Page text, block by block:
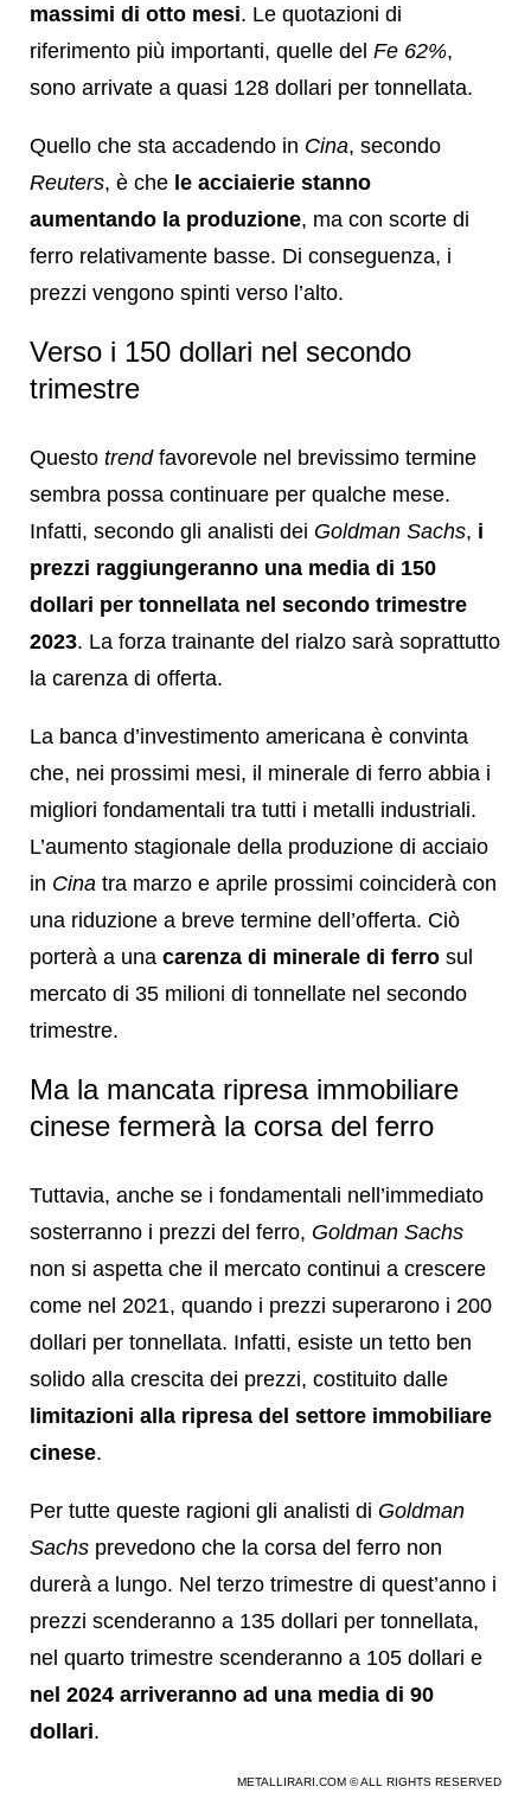
massimi di otto mesi. Le quotazioni di
riferimento più importanti, quelle del Fe 62%,
sono arrivate a quasi 128 dollari per tonnellata.
Quello che sta accadendo in Cina, secondo
Reuters, è che le acciaierie stanno
aumentando la produzione, ma con scorte di
ferro relativamente basse. Di conseguenza, i
prezzi vengono spinti verso l’alto.
Verso i 150 dollari nel secondo
trimestre
Questo trendfavorevole nel brevissimo termine
sembra possa continuare per qualche mese.
Infatti, secondo gli analisti dei Goldman Sachs, i
prezzi raggiungeranno una media di 150
dollari per tonnellata nel secondo trimestre
2023. La forza trainante del rialzo sarà soprattutto
la carenza di offerta.
La banca d’investimento americana è convinta
che, nei prossimi mesi, il minerale di ferro abbia i
migliori fondamentali tra tutti i metalli industriali.
L’aumento stagionale della produzione di acciaio
in Cina tra marzo e aprile prossimi coinciderà con
una riduzione a breve termine dell’offerta. Ciò
porterà a una carenza di minerale di ferro sul
mercato di 35 milioni di tonnellate nel secondo
trimestre.
Ma la mancata ripresa immobiliare
cinese fermerà la corsa del ferro
Tuttavia, anche se i fondamentali nell’immediato
sosterranno i prezzi del ferro, Goldman Sachs
non si aspetta che il mercato continui a crescere
come nel 2021, quando i prezzi superarono i 200
dollari per tonnellata. Infatti, esiste un tetto ben
solido alla crescita dei prezzi, costituito dalle
limitazioni alla ripresa del settore immobiliare
cinese.
Per tutte queste ragioni gli analisti di Goldman
Sachs prevedono che la corsa del ferro non
durerà a lungo. Nel terzo trimestre di quest’anno i
prezzi scenderanno a 135 dollari per tonnellata,
nel quarto trimestre scenderanno a 105 dollari e
nel 2024 arriveranno ad una media di 90
dollari.
METALLIRARI.COM © ALL RIGHTS RESERVED